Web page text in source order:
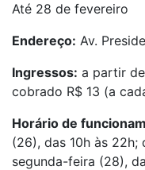
Até 28 de fevereiro
Endereço: Av.
Ingressos: a partir
cobrado R$ 13 (a
Horário de
(26), das 10h às 22h;
segunda-feira (28),